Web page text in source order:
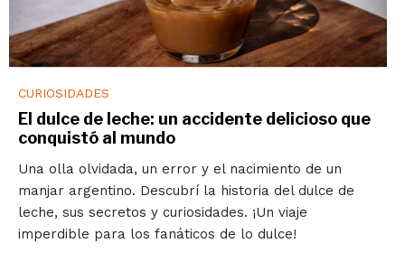
CURIOSIDADES
El dulce de leche: un accidente delicioso que
conquistó al mundo
Una olla olvidada, un error y el nacimiento de un
manjar argentino. Descubrí la historia del dulce de
leche, sus secretos y curiosidades. ¡Un viaje
imperdible para los fanáticos de lo dulce!